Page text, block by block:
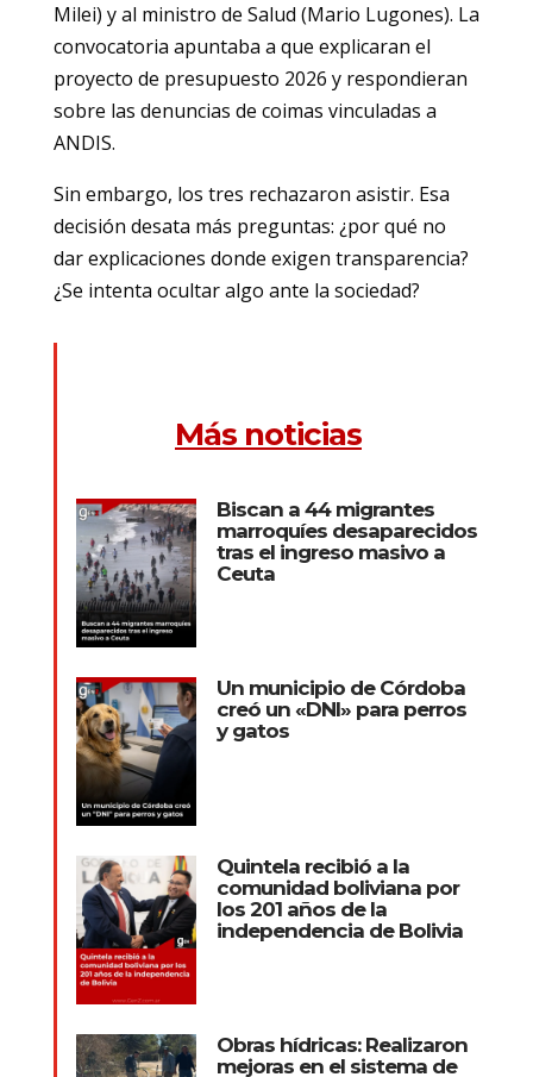
Milei) y al ministro de Salud (Mario Lugones). La
convocatoria apuntaba a que explicaran el
proyecto de presupuesto 2026 y respondieran
sobre las denuncias de coimas vinculadas a
ANDIS.
Sin embargo, los tres rechazaron asistir. Esa
decisión desata más preguntas: ¿por qué no
dar explicaciones donde exigen transparencia?
¿Se intenta ocultar algo ante la sociedad?
Más noticias
Biscan a 44 migrantes
marroquíes desaparecidos
tras el ingreso masivo a
Ceuta
Un municipio de Córdoba
creó un «DNI» para perros
y gatos
Quintela recibió a la
comunidad boliviana por
los 201 años de la
independencia de Bolivia
Obras hídricas: Realizaron
mejoras en el sistema de